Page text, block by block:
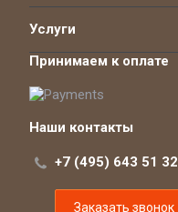
Услуги
Принимаем к оплате
Наши контакты
+7 (495) 643 51 32
Заказать звонок